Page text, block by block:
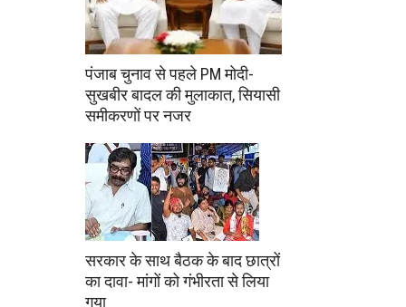
पंजाब चुनाव से पहले PM मोदी-
सुखबीर बादल की मुलाकात, सियासी
समीकरणों पर नजर
सरकार के साथ बैठक के बाद छात्रों
का दावा- मांगों को गंभीरता से लिया
गया